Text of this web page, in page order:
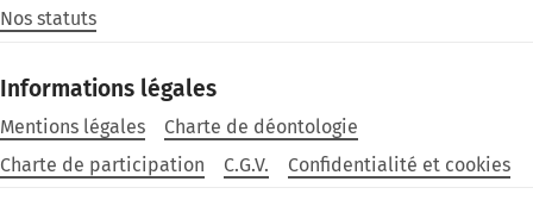
Nos statuts
Informations légales
Mentions légales
Charte de déontologie
Charte de participation
C.G.V. Confidentialité et cookies